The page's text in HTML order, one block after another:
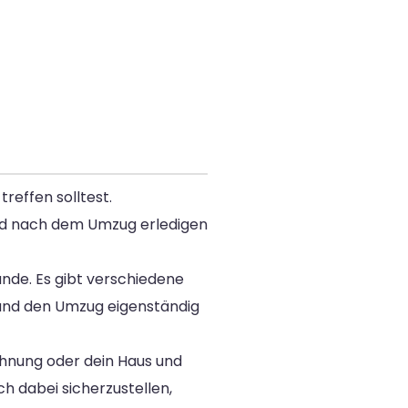
treffen solltest.
nach dem Umzug erledigen
Es gibt verschiedene
den Umzug eigenständig
oder dein Haus und
dabei sicherzustellen,